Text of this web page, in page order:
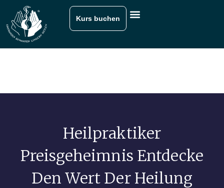
Kurs buchen
Heilpraktiker
Preisgeheimnis Entdecke
Den Wert Der Heilung